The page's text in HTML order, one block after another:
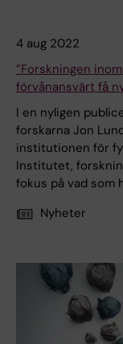
4 aug 2022
”Forskningen
förvånansvärt få
I en nyligen
forskarna Jon
institutionen för
Institutet,
fokus på vad som
Nyheter